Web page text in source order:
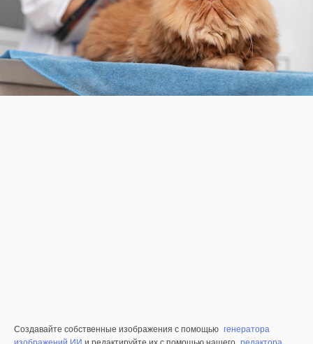
Создавайте собственные изображения с помощью генератора
изображений ИИ и редактируйте их с помощью нашего редактора